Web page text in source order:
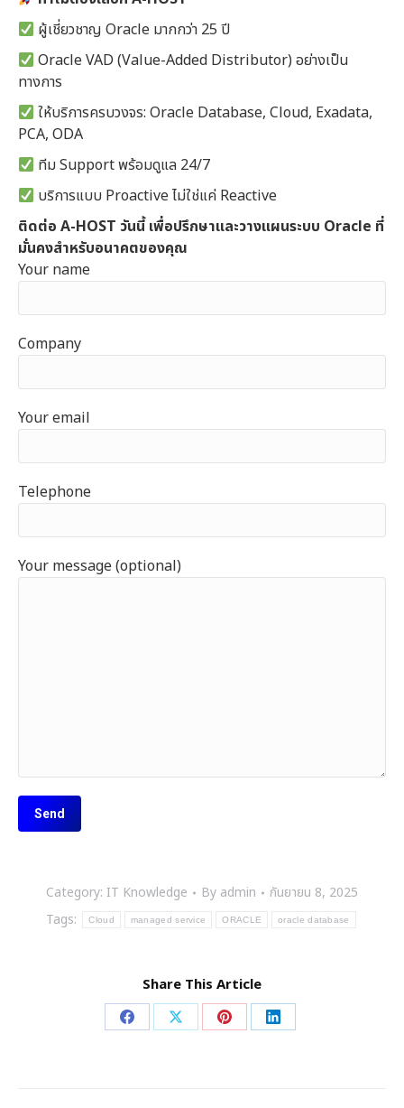
ผู้เชี่ยวชาญ Oracle มากกว่า 25 ปี
Oracle VAD (Value-Added Distributor) อย่างเป็น
ทางการ
ให้บริการครบวงจร: Oracle Database, Cloud, Exadata,
PCA, ODA
ทีม Support พร้อมดูแล 24/7
บริการแบบ Proactive ไม่ใช่แค่ Reactive
ติดต่อ A-HOST วันนี้ เพื่อปรึกษาและวางแผนระบบ Oracle ที่
มั่นคงสำหรับอนาคตของคุณ
Your name
Company
Your email
Telephone
Your message (optional)
Category: IT Knowledge By admin
กันยายน 8, 2025
Tags:
Cloud managed service ORACLE oracle database
Share This Article
Share Share Share Share